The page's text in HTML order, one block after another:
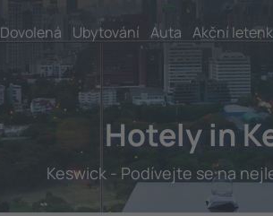
Dovolená Ubytování Auta Akční
Hotely in
Keswick - Podívejte se na